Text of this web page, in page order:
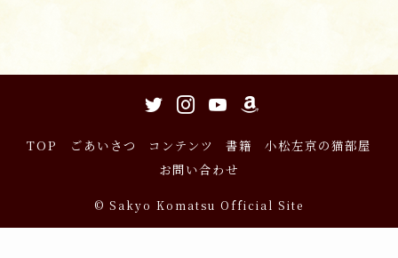
TOP ごあいさつ コンテンツ 書籍
小松左京の猫部屋
お問い合わせ
© Sakyo Komatsu Official Site